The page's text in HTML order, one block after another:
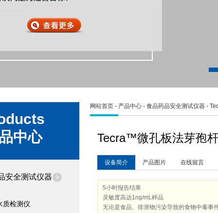
中心
安全测试仪器
质检测仪
网站首页 - 产品中心 - 食品药品安全测试仪器 -
Tecra™微孔板法芽孢
设备简介 产品图片 在线留言
5小时报告结果
灵敏度高达1ng/mL样品
无论是食品、排泄物污染导致的食物中毒事